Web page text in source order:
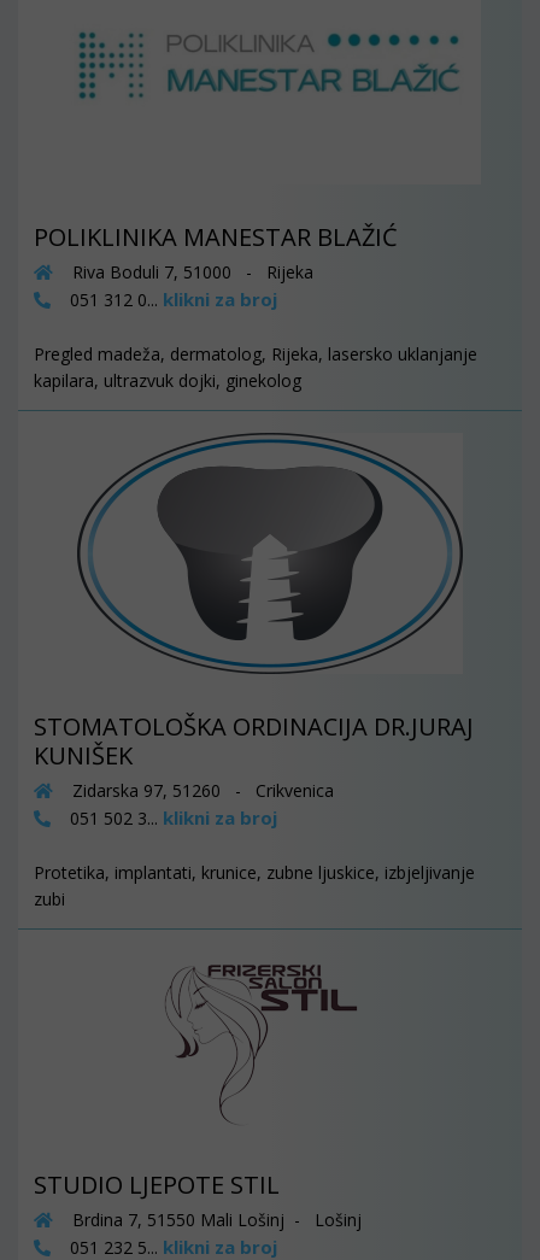
POLIKLINIKA MANESTAR BLAŽIĆ
Riva Boduli 7, 51000 - Rijeka
051 312 0... klikni za broj
Pregled madeža, dermatolog, Rijeka, lasersko uklanjanje
kapilara, ultrazvuk dojki, ginekolog
STOMATOLOŠKA ORDINACIJA DR.JURAJ
KUNIŠEK
Zidarska 97, 51260 - Crikvenica
051 502 3... klikni za broj
Protetika, implantati, krunice, zubne ljuskice, izbjeljivanje
zubi
STUDIO LJEPOTE STIL
Brdina 7, 51550 Mali Lošinj - Lošinj
051 232 5... klikni za broj